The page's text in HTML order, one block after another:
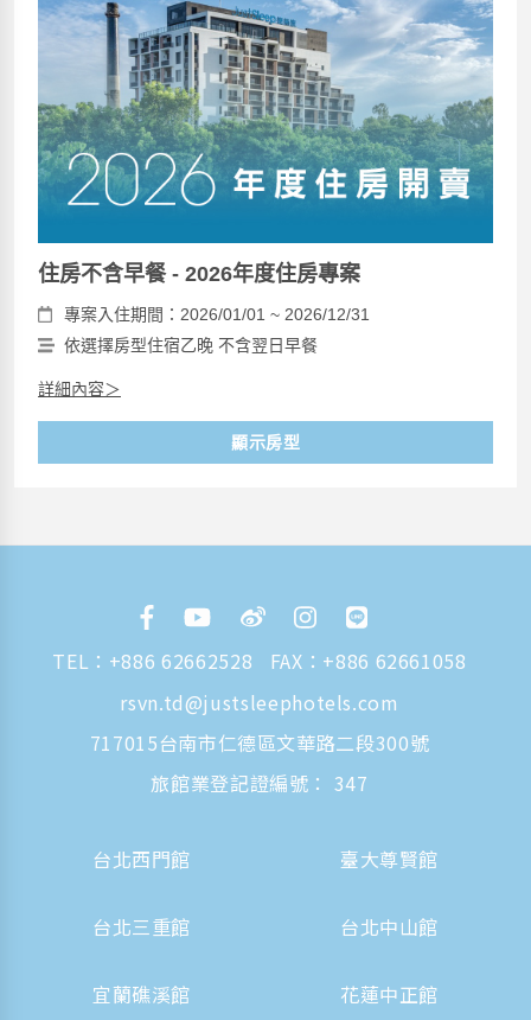
住房不含早餐 - 2026年度住房專案
專案入住期間：2026/01/01 ~ 2026/12/31
依選擇房型住宿乙晚 不含翌日早餐
詳細內容＞
顯示房型
TEL： +886 62662528
FAX：+886 62661058
rsvn.td@justsleephotels.com
717015台南市仁德區文華路二段300號
旅館業登記證編號： 347
台北西門館 臺大尊賢館
台北三重館 台北中山館
宜蘭礁溪館 花蓮中正館